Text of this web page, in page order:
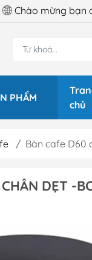
Chào mừng bạn
PHẨM
chủ
/ Bàn cafe D60
DẸT -